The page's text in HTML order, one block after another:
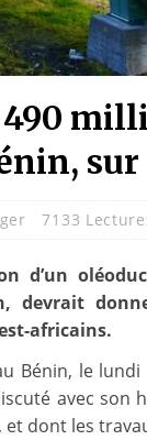
sur
7133
d’un
devrait
africains.
Bénin, le
avec son
dont les